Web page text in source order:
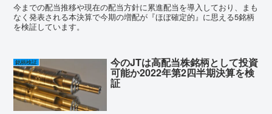
今までの配当推移や現在の配当方針に累進配当を導入しており、まも
なく発表される本決算で今期の増配が『ほぼ確定的』に思える5銘柄
を検証しています。
銘柄検証 今のJTは高配当株銘柄として投資
可能か2022年第2四半期決算を検
証